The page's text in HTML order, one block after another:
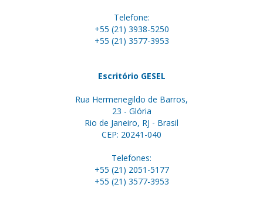
Telefone:
+55 (21) 3938-5250
+55 (21) 3577-3953
Escritório GESEL
Rua Hermenegildo de Barros,
23 - Glória
Rio de Janeiro, RJ - Brasil
CEP: 20241-040
Telefones:
+55 (21) 2051-5177
+55 (21) 3577-3953